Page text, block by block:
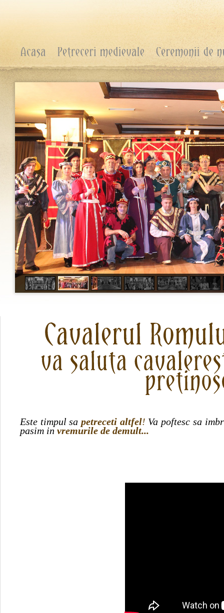
Este timpul sapetreceti altfel! Va poftesc sa
pasim invremurile de demult...